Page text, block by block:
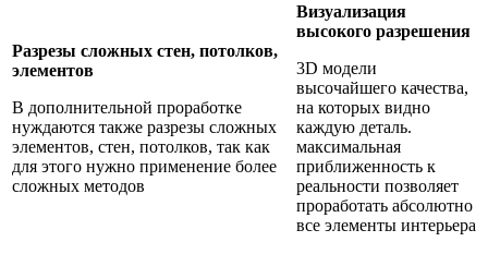
Разрезы сложных стен, потолков,
элементов
В дополнительной проработке
нуждаются также разрезы сложных
элементов, стен, потолков, так как
для этого нужно применение более
сложных методов
Визуализация
высокого разрешения
3D модели
высочайшего качества,
на которых видно
каждую деталь.
максимальная
приближенность к
реальности позволяет
проработать абсолютно
все элементы интерьера